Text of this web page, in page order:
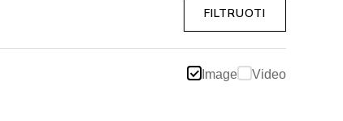
FILTRUOTI
Image Video